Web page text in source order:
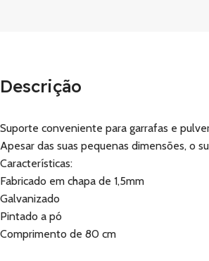
Descrição
Suporte conveniente para garrafas e
Apesar das suas pequenas dimensões, o
Características:
Fabricado em chapa de 1,5mm
Galvanizado
Pintado a pó
Comprimento de 80 cm